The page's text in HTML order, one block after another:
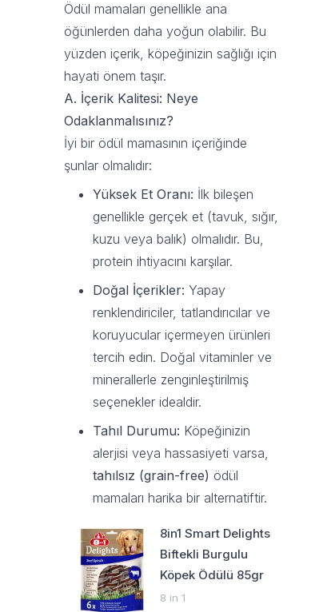
Ödül mamaları genellikle ana
öğünlerden daha yoğun olabilir. Bu
yüzden içerik, köpeğinizin sağlığı için
hayati önem taşır.
A. İçerik Kalitesi: Neye
Odaklanmalısınız?
İyi bir ödül mamasının içeriğinde
şunlar olmalıdır:
Yüksek Et Oranı: İlk bileşen
genellikle gerçek et (tavuk, sığır,
kuzu veya balık) olmalıdır. Bu,
protein ihtiyacını karşılar.
Doğal İçerikler: Yapay
renklendiriciler, tatlandırıcılar ve
koruyucular içermeyen ürünleri
tercih edin. Doğal vitaminler ve
minerallerle zenginleştirilmiş
seçenekler idealdir.
Tahıl Durumu: Köpeğinizin
alerjisi veya hassasiyeti varsa,
tahılsız (grain-free) ödül
mamaları harika bir alternatiftir.
8in1 Smart Delights
Biftekli Burgulu
Köpek Ödülü 85gr
8 in 1